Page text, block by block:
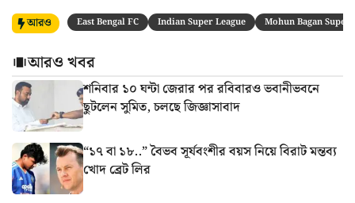
আরও East Bengal FC Indian Super League Mohun Bagan Super
আরও খবর
শনিবার ১০ ঘন্টা জেরার পর রবিবারও ভবানীভবনে
ছুটলেন সুমিত, চলছে জিজ্ঞাসাবাদ
“১৭ বা ১৮..” বৈভব সূর্যবংশীর বয়স নিয়ে বিরাট মন্তব্য
খোদ ব্রেট লির